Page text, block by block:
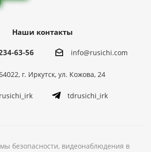
Наши контакты
63-56 info@rusichi.com
г. Иркутск, ул. Кожова, 24
tdrusichi_irk
безопасности, видеонаблюдения в